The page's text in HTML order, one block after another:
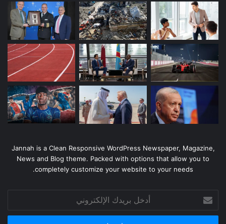
Jannah is a Clean Responsive WordPress Newspaper, Magazine,
News and Blog theme. Packed with options that allow you to
completely customize your website to your needs.
بريدك
الإلكتروني